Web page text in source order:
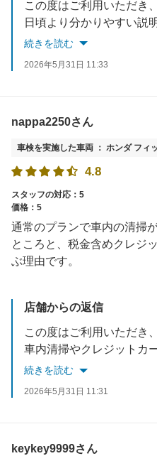
日頃より分かりやすい説明を心がけております
今後も安心してお任せいただ
続きを読む
2026年5月31日 11:33
nappa2250さん
車検を実施した車両 ： ホンダ フィ
4.8
スタッフの対応：5
価格：5
通常のプランで車内の清掃
ところと、税金含めクレジ
ぶ理由です。
店舗からの返信
車内清掃やクレジットカード決済についてご
今後も快適にご利用いただ
続きを読む
2026年5月31日 11:31
keykey9999さん